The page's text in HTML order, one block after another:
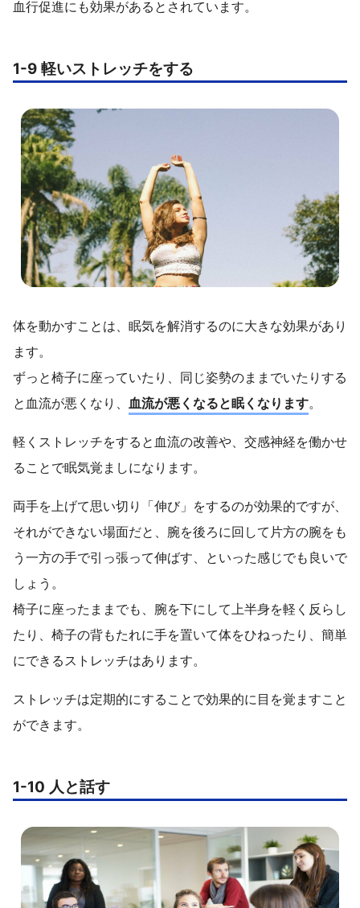
血行促進にも効果があるとされています。
1-9 軽いストレッチをする
体を動かすことは、眠気を解消するのに大きな効果があり
ます。
ずっと椅子に座っていたり、同じ姿勢のままでいたりする
と血流が悪くなり、 血流が悪くなると眠くなります。
軽くストレッチをすると血流の改善や、交感神経を働かせ
ることで眠気覚ましになります。
両手を上げて思い切り「伸び」をするのが効果的ですが、
それができない場面だと、腕を後ろに回して片方の腕をも
う一方の手で引っ張って伸ばす、といった感じでも良いで
しょう。
椅子に座ったままでも、腕を下にして上半身を軽く反らし
たり、椅子の背もたれに手を置いて体をひねったり、簡単
にできるストレッチはあります。
ストレッチは定期的にすることで効果的に目を覚ますこと
ができます。
1-10 人と話す